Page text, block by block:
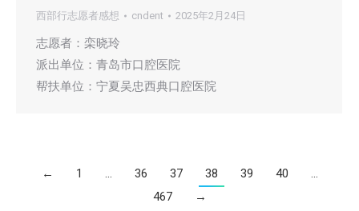
西部行志愿者感想 cndent 2025年2月24日
志愿者：栾晓玲
派出单位：青岛市口腔医院
帮扶单位：宁夏吴忠西典口腔医院
← 1 … 36 37 38 39 40
…
467
→